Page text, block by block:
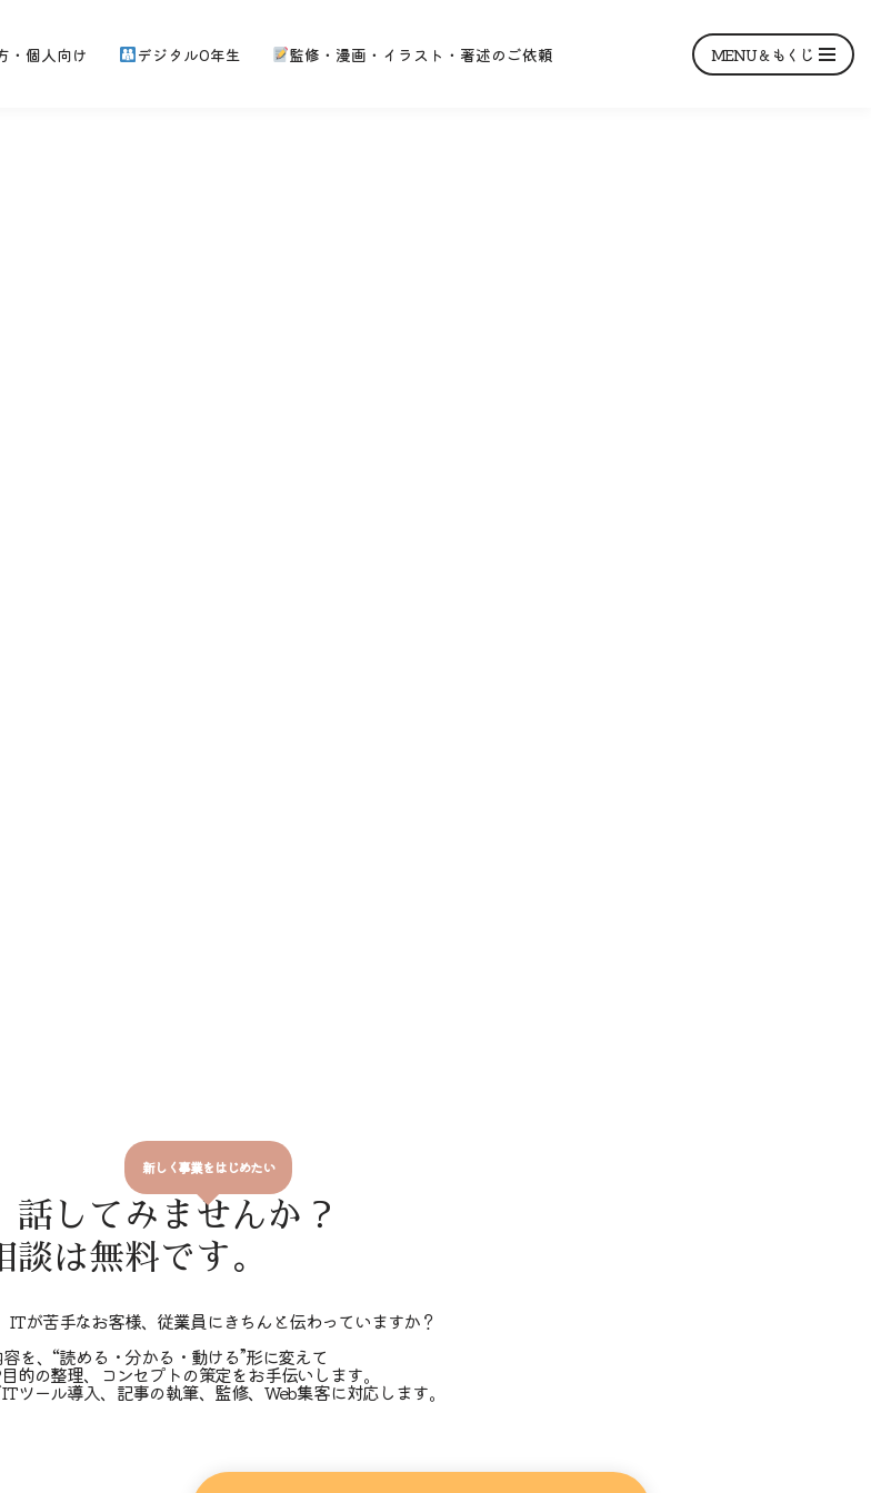
・個人向け デジタル0年生 監修・漫画・イラスト・著述のご依頼 MENU＆もくじ
新しく事業をはじめたい
話してみませんか？
談は無料です。
ITが苦手なお客様、従業員にきちんと伝わっていますか？
を、“読める・分かる・動ける”形に変えて
的の整理、コンセプトの策定をお手伝いします。
ツール導入、記事の執筆、監修、Web集客に対応します。